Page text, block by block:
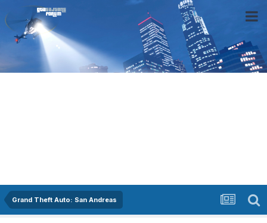
Grand Theft Auto: San Andreas